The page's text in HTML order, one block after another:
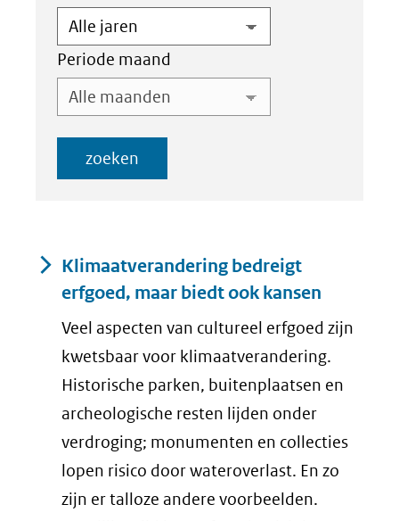
Periode maand
zoeken
Resultaten
Klimaatverandering bedreigt
erfgoed, maar biedt ook kansen
Veel aspecten van cultureel erfgoed zijn
kwetsbaar voor klimaatverandering.
Historische parken, buitenplaatsen en
archeologische resten lijden onder
verdroging; monumenten en collecties
lopen risico door wateroverlast. En zo
zijn er talloze andere voorbeelden.